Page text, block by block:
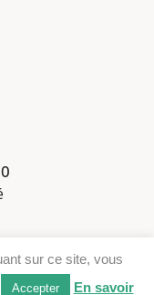
sur ce site, vous
Accepter En savoir